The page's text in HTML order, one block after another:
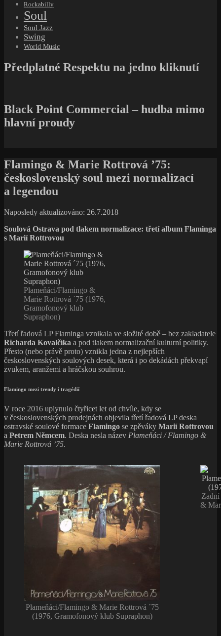
Rockabilly
Soul
Soul Jazz
Swing
World Music
Předplatné Respektu na jedno kliknutí
Black Point Commercial – hudba mimo
hlavní proudy
Flamingo & Marie Rottrová ’75:
československý soul mezi normalizací
a legendou
Naposledy aktualizováno: 26.7.2018
Soulová Ostrava pod tlakem normalizace: třetí album Flaminga
s Marií Rottrovou
Plameňáci/Flamingo &
Marie Rottrová ‎´75 (1976,
Gramofonový klub
Supraphon)
Třetí řadová LP Flaminga vznikala ve složité době – bez zakladatele
Richarda Kovalčíka a pod tlakem normalizační kulturní politiky.
Přesto (nebo právě proto) vznikla jedna z nejlepších
československých soulových desek, která i po dekádách překvapí
zvukem, aranžemi a hráčskou souhrou.
Flamingo mezi trendy i tragédií
V roce 2016 uplynulo čtyřicet let od chvíle, kdy se
v československých prodejnách objevila třetí řadová LP deska
ostravské soulové formace Flamingo se zpěváky Marií Rottrovou
a Petrem Němcem. Deska nesla název Plameňáci / Flamingo &
Marie Rottrová ’75.
Plameňáci/Flamingo & Marie Rottrová ‎´75
(1976, Gramofonový klub Supraphon)
Zadní
&